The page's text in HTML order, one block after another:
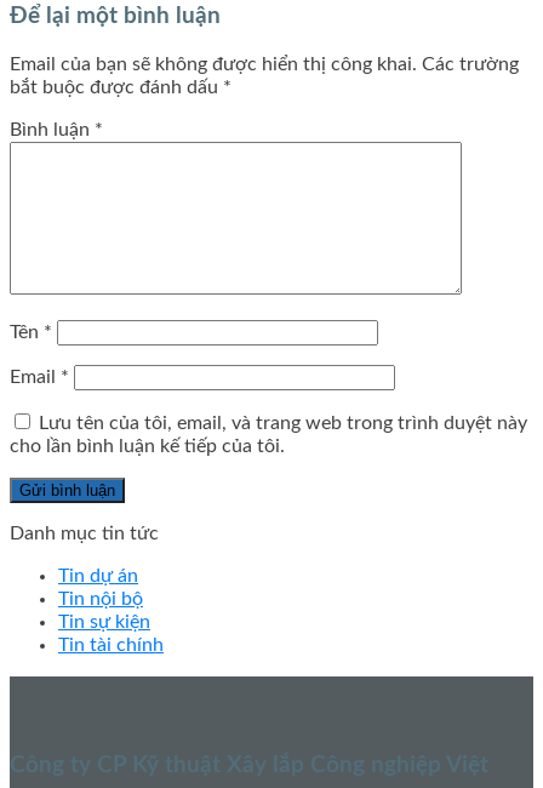
Để lại một bình luận
Email của bạn sẽ không được hiển thị công khai. Các trường
bắt buộc được đánh dấu *
Bình luận *
Tên *
Email *
Lưu tên của tôi, email, và trang web trong trình duyệt này
cho lần bình luận kế tiếp của tôi.
Danh mục tin tức
Tin dự án
Tin nội bộ
Tin sự kiện
Tin tài chính
Công ty CP Kỹ thuật Xây lắp Công nghiệp Việt